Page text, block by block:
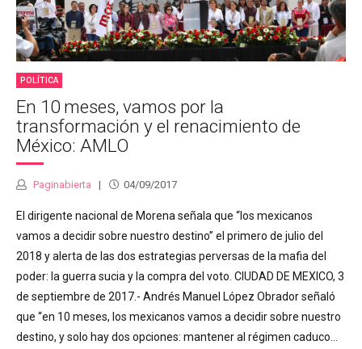
POLÍTICA
En 10 meses, vamos por la
transformación y el renacimiento de
México: AMLO
Paginabierta 04/09/2017
El dirigente nacional de Morena señala que “los mexicanos
vamos a decidir sobre nuestro destino” el primero de julio del
2018 y alerta de las dos estrategias perversas de la mafia del
poder: la guerra sucia y la compra del voto. CIUDAD DE MEXICO, 3
de septiembre de 2017.- Andrés Manuel López Obrador señaló
que “en 10 meses, los mexicanos vamos a decidir sobre nuestro
destino, y solo hay dos opciones: mantener al régimen caduco...